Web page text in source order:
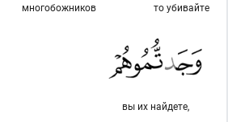
то убивайте
многобожников
вы их найдете,